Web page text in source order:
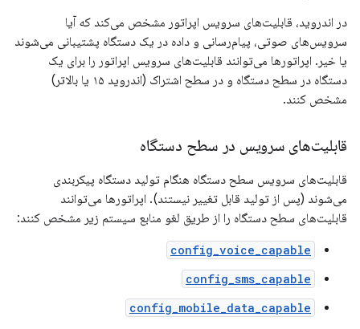
در اندروید، قابلیت‌های سرویس اپراتور مشخص می‌کند که آیا
سرویس‌های صوتی، پیام‌رسانی و داده در یک دستگاه پشتیبانی می‌شوند
یا خیر. اپراتورها می‌توانند قابلیت‌های سرویس اپراتور را برای یک
دستگاه در سطح دستگاه و در سطح اشتراک (اندروید ۱۵ یا بالاتر)
مشخص کنند.
قابلیت‌های سرویس در سطح دستگاه
قابلیت‌های سرویس سطح دستگاه هنگام تولید دستگاه پیکربندی
می‌شوند (پس از تولید قابل تغییر نیستند). اپراتورها می‌توانند
قابلیت‌های سطح دستگاه را از طریق لغو منابع سیستم زیر مشخص کنند:
config_voice_capable
config_sms_capable
config_mobile_data_capable